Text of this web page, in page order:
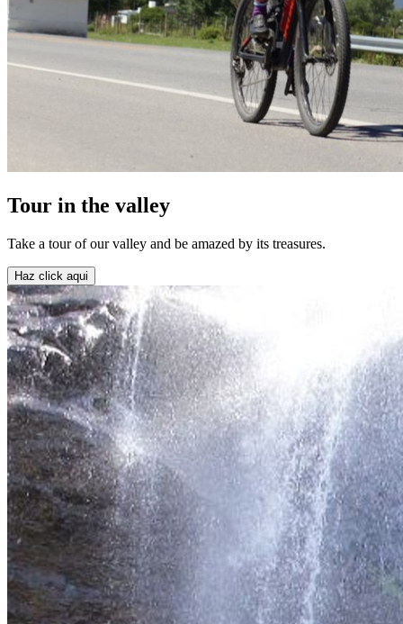
Tour in the valley
Take a tour of our valley and be amazed by its treasures.
Haz click aqui